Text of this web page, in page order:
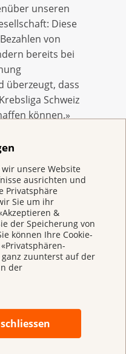
unsere Website
ausrichten und
Privatsphäre
Sie um ihr
&
der Speicherung von
können Ihre Cookie-
ganz zuunterst auf der
der
unseren
Diese
von
bereits bei
überzeugt, dass
Schweiz
können.»
Partnerin der
konsequent
nicht allein zu lassen.